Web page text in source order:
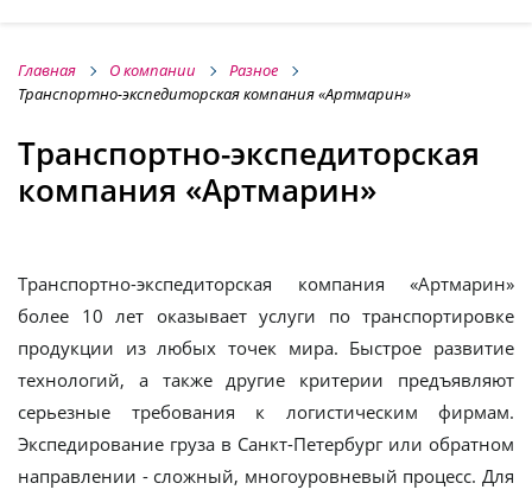
Главная О компании
Разное
Транспортно-экспедиторская компания «Артмарин»
Транспортно-экспедиторская
компания «Артмарин»
Транспортно-экспедиторская компания «Артмарин»
более 10 лет оказывает услуги по транспортировке
продукции из любых точек мира. Быстрое развитие
технологий, а также другие критерии предъявляют
серьезные требования к логистическим фирмам.
Экспедирование груза в Санкт-Петербург или обратном
направлении - сложный, многоуровневый процесс. Для